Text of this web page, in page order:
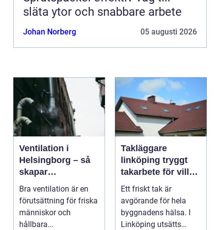
släta ytor och snabbare arbete
Johan Norberg 05 augusti 2026
Ventilation i
Helsingborg – så
skapar
fastighetsägare
friskare och mer
energieffektiva
byggnader
Bra ventilation är en
förutsättning för friska
människor och
hållbara...
Takläggare
linköping tryggt
takarbete för villa,
brf och företag
Ett friskt tak är
avgörande för hela
byggnadens hälsa. I
Linköping utsätts